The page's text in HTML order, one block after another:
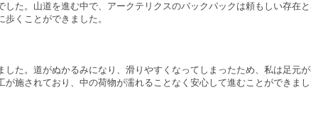
た。山道を進む中で、アークテリクスのバックパックは頼もしい存在
くことができました。
た。道がぬかるみになり、滑りやすくなってしまったため、私は足元
施されており、中の荷物が濡れることなく安心して進むことができまし